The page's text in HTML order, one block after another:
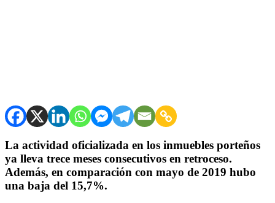
La actividad oficializada en los inmuebles porteños
ya lleva trece meses consecutivos en retroceso.
Además, en comparación con mayo de 2019 hubo
una baja del 15,7%.